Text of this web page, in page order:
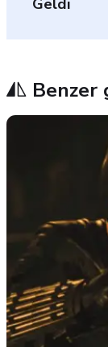
Geldi
Benzer